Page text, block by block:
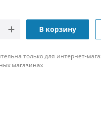
В корзину
только для интернет-
магазинах